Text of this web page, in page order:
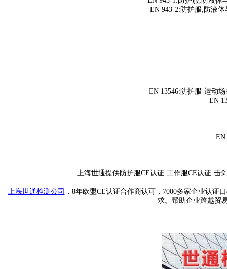
EN 943-2: 防护服, 防液
EN 13546: 防护服-运动场
EN
EN
·上海世通提供防护服CE认证·工作服CE认证·击
上海世通检测公司 ， 8年欧盟CE认证合作商认可，7000多家企业认证
求。帮助企业跨越贸